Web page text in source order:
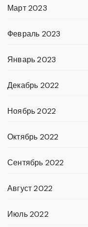
Март 2023
Февраль 2023
Январь 2023
Декабрь 2022
Ноябрь 2022
Октябрь 2022
Сентябрь 2022
Август 2022
Июль 2022